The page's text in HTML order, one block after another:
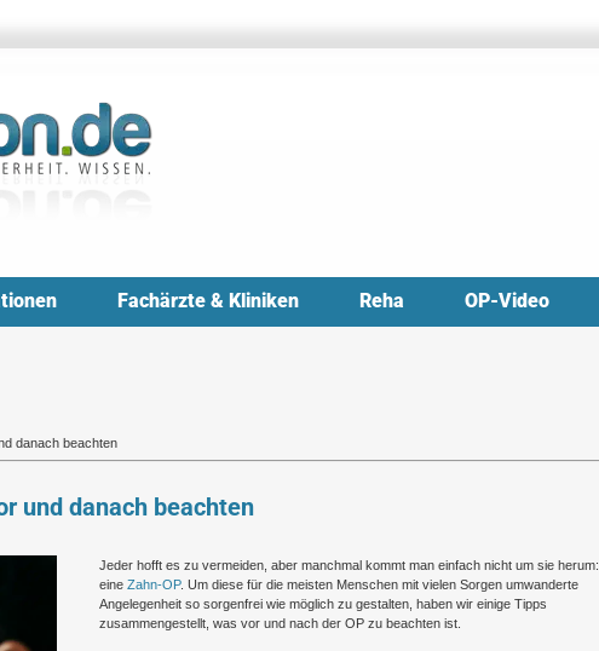
Fachärzte & Kliniken Reha OP-Video
danach beachten
und danach beachten
Jeder hofft es zu vermeiden, aber manchmal kommt man einfach nicht um sie herum:
eine Zahn-OP. Um diese für die meisten Menschen mit vielen Sorgen umwanderte
Angelegenheit so sorgenfrei wie möglich zu gestalten, haben wir einige Tipps
zusammengestellt, was vor und nach der OP zu beachten ist.